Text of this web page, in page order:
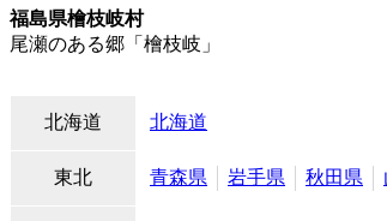
福島県檜枝岐村
尾瀬のある郷「檜枝岐」
北海道 北海道
東北 青森県 岩手県 秋田県